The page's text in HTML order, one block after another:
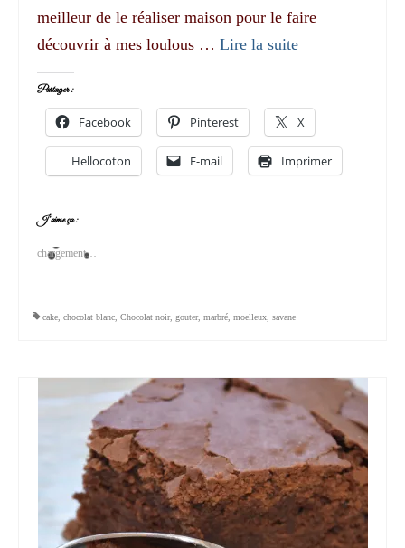
meilleur de le réaliser maison pour le faire
découvrir à mes loulous … Lire la suite­­
Partager :
Facebook Pinterest X
Hellocoton E-mail Imprimer
J’aime ça :
chargement…
cake chocolat blanc Chocolat noir, gouter, marbré moelleux savane